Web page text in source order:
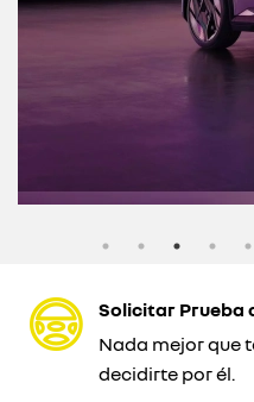
Solicitar Prueba
Nada mejor que
decidirte por él.